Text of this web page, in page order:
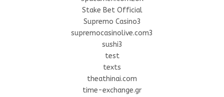
Stake Bet Official
Supremo Casino3
supremocasinolive.com3
sushi3
test
texts
theathinai.com
time-exchange.gr